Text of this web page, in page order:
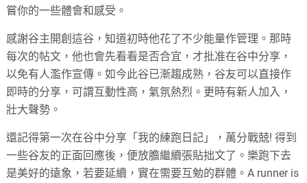
嘗你的一些體會和感受。
感謝谷主開創這谷，知道初時他花了不少能量作管理。那時
每次的帖文，他也會先看看是否合宜，才批准在谷中分享，
以免有人濫作宣傳。如今此谷已漸趨成熟，谷友可以直接作
即時的分享，可謂互動性高，氣氛熱烈。更時有新人加入，
壯大聲勢。
還記得第一次在谷中分享「我的練跑日記」，萬分戰兢! 得到
一些谷友的正面回應後，便放膽繼續張貼拙文了。樂跑下去
是美好的遠象，若要延續，實在需要互勉的群體。A runner is